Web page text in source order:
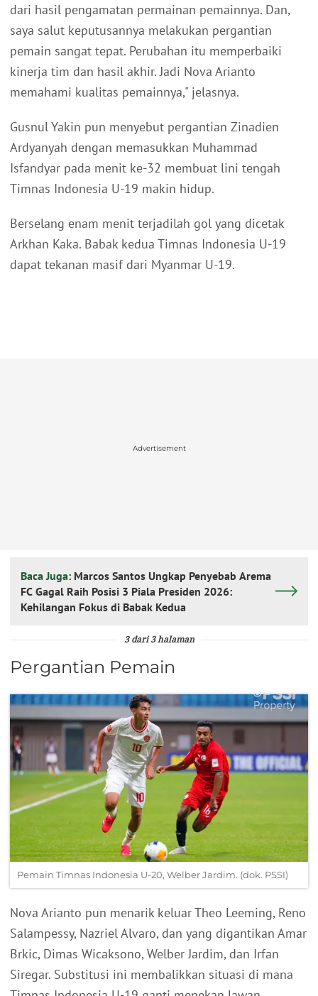
dari hasil pengamatan permainan pemainnya. Dan,
saya salut keputusannya melakukan pergantian
pemain sangat tepat. Perubahan itu memperbaiki
kinerja tim dan hasil akhir. Jadi Nova Arianto
memahami kualitas pemainnya," jelasnya.
Gusnul Yakin pun menyebut pergantian Zinadien
Ardyanyah dengan memasukkan Muhammad
Isfandyar pada menit ke-32 membuat lini tengah
Timnas Indonesia U-19 makin hidup.
Berselang enam menit terjadilah gol yang dicetak
Arkhan Kaka. Babak kedua Timnas Indonesia U-19
dapat tekanan masif dari Myanmar U-19.
Advertisement
Baca Juga: Marcos Santos Ungkap Penyebab Arema
FC Gagal Raih Posisi 3 Piala Presiden 2026:
Kehilangan Fokus di Babak Kedua
3 dari 3 halaman
Pergantian Pemain
Pemain Timnas Indonesia U-20, Welber Jardim. (dok. PSSI)
Nova Arianto pun menarik keluar Theo Leeming, Reno
Salampessy, Nazriel Alvaro, dan yang digantikan Amar
Brkic, Dimas Wicaksono, Welber Jardim, dan Irfan
Siregar. Substitusi ini membalikkan situasi di mana